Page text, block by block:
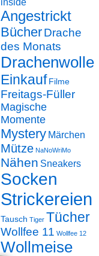
inside
Angestrickt
BücherDrache
des Monats
Drachenwolle
Einkauf Filme
Freitags-Füller
Magische
Momente
Mystery Märchen
Mütze NaNoWriMo
Nähen Sneakers
Socken
Strickereien
Tausch Tiger Tücher
Wollfee 11 Wollfee 12
Wollmeise